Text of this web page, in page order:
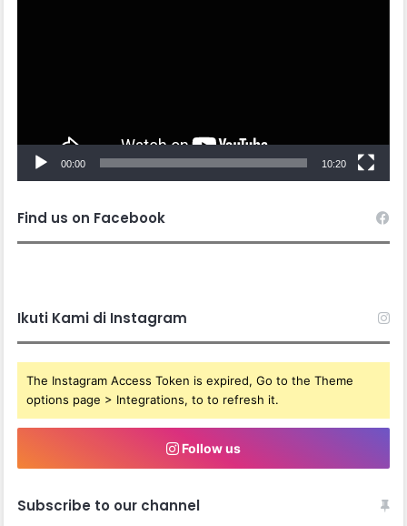
00:00 10:20
Find us on Facebook
Ikuti Kami di Instagram
The Instagram Access Token is expired, Go to the Theme
options page > Integrations, to to refresh it.
Follow us
Subscribe to our channel